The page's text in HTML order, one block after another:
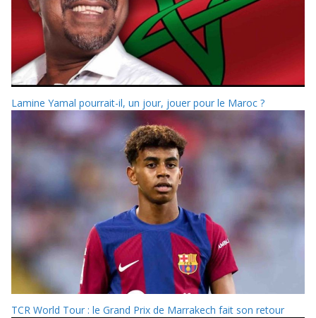
Lamine Yamal pourrait-il, un jour, jouer pour le Maroc ?
TCR World Tour : le Grand Prix de Marrakech fait son retour